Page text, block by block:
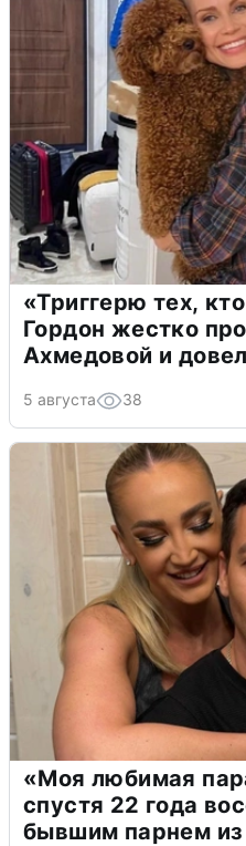
«Триггерю тех,
Гордон жестко
Ахмедовой и
5 августа 38
«Моя любимая
спустя 22 года
бывшим парнем